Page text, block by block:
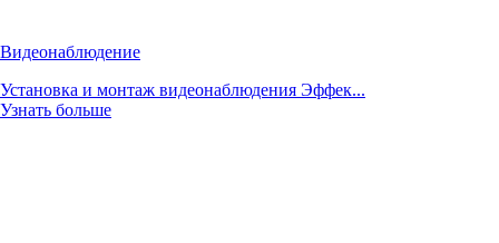
Видеонаблюдение
Установка и монтаж видеонаблюдения Эффек...
Узнать больше